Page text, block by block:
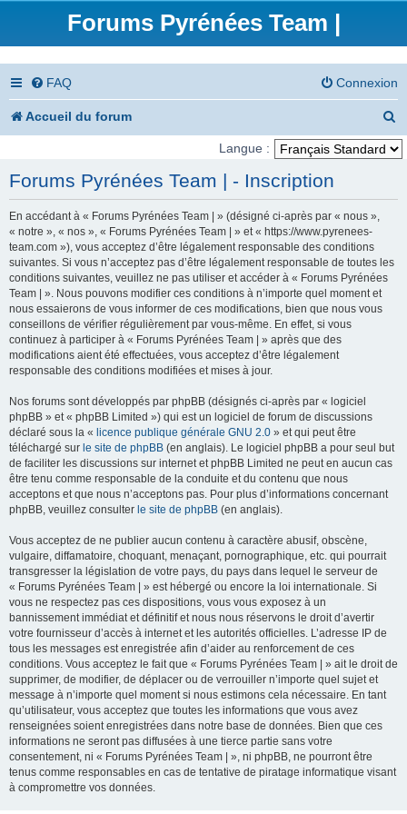
Forums Pyrénées Team |
FAQ Connexion
Accueil du forum
e
h
Langue :
Forums Pyrénées Team | - Inscription
En accédant à « Forums Pyrénées Team | » (désigné ci-après par « nous »,
« notre », « nos », « Forums Pyrénées Team | » et « https://www.pyrenees-
team.com »), vous acceptez d’être légalement responsable des conditions
suivantes. Si vous n’acceptez pas d’être légalement responsable de toutes les
conditions suivantes, veuillez ne pas utiliser et accéder à « Forums Pyrénées
Team | ». Nous pouvons modifier ces conditions à n’importe quel moment et
nous essaierons de vous informer de ces modifications, bien que nous vous
conseillons de vérifier régulièrement par vous-même. En effet, si vous
continuez à participer à « Forums Pyrénées Team | » après que des
modifications aient été effectuées, vous acceptez d’être légalement
responsable des conditions modifiées et mises à jour.
Nos forums sont développés par phpBB (désignés ci-après par « logiciel
phpBB » et « phpBB Limited ») qui est un logiciel de forum de discussions
déclaré sous la « licence publique générale GNU 2.0 » et qui peut être
téléchargé sur le site de phpBB (en anglais). Le logiciel phpBB a pour seul but
de faciliter les discussions sur internet et phpBB Limited ne peut en aucun cas
être tenu comme responsable de la conduite et du contenu que nous
acceptons et que nous n’acceptons pas. Pour plus d’informations concernant
phpBB, veuillez consulter le site de phpBB (en anglais).
Vous acceptez de ne publier aucun contenu à caractère abusif, obscène,
vulgaire, diffamatoire, choquant, menaçant, pornographique, etc. qui pourrait
transgresser la législation de votre pays, du pays dans lequel le serveur de
« Forums Pyrénées Team | » est hébergé ou encore la loi internationale. Si
vous ne respectez pas ces dispositions, vous vous exposez à un
bannissement immédiat et définitif et nous nous réservons le droit d’avertir
votre fournisseur d’accès à internet et les autorités officielles. L’adresse IP de
tous les messages est enregistrée afin d’aider au renforcement de ces
conditions. Vous acceptez le fait que « Forums Pyrénées Team | » ait le droit de
supprimer, de modifier, de déplacer ou de verrouiller n’importe quel sujet et
message à n’importe quel moment si nous estimons cela nécessaire. En tant
qu’utilisateur, vous acceptez que toutes les informations que vous avez
renseignées soient enregistrées dans notre base de données. Bien que ces
informations ne seront pas diffusées à une tierce partie sans votre
consentement, ni « Forums Pyrénées Team | », ni phpBB, ne pourront être
tenus comme responsables en cas de tentative de piratage informatique visant
à compromettre vos données.